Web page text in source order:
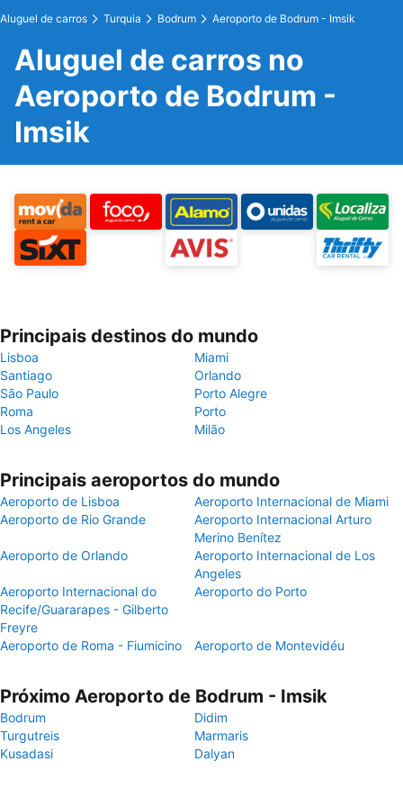
Aluguel de carros Turquia Bodrum Aeroporto de Bodrum - Imsik
Aluguel de carros no
Aeroporto de Bodrum -
Imsik
Principais destinos do mundo
Lisboa
Miami
Santiago
Orlando
São Paulo
Porto Alegre
Roma
Porto
Los Angeles
Milão
Principais aeroportos do mundo
Aeroporto de Lisboa
Aeroporto Internacional de Miami
Aeroporto de Rio Grande
Aeroporto Internacional Arturo
Merino Benítez
Aeroporto de Orlando
Aeroporto Internacional de Los
Angeles
Aeroporto Internacional do
Recife/Guararapes - Gilberto
Freyre
Aeroporto do Porto
Aeroporto de Roma - Fiumicino Aeroporto de Montevidéu
Próximo Aeroporto de Bodrum - Imsik
Bodrum
Didim
Turgutreis
Marmaris
Kusadasi
Dalyan